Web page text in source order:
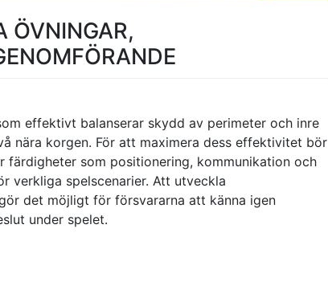
ÖVNINGAR,
effektivt balanserar skydd av perimeter och inre
nära korgen. För att maximera dess effektivitet bör
som positionering, kommunikation och
verkliga spelscenarier. Att utveckla
det möjligt för försvararna att känna igen
under spelet.